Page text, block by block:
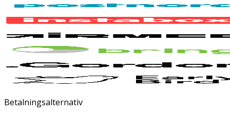
Betalningsalternativ